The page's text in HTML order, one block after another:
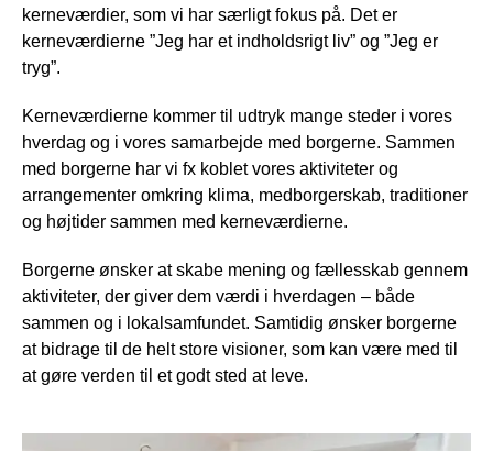
kerneværdier, som vi har særligt fokus på. Det er
kerneværdierne ”Jeg har et indholdsrigt liv” og ”Jeg er
tryg”.
Kerneværdierne kommer til udtryk mange steder i vores
hverdag og i vores samarbejde med borgerne. Sammen
med borgerne har vi fx koblet vores aktiviteter og
arrangementer omkring klima, medborgerskab, traditioner
og højtider sammen med kerneværdierne.
Borgerne ønsker at skabe mening og fællesskab gennem
aktiviteter, der giver dem værdi i hverdagen – både
sammen og i lokalsamfundet. Samtidig ønsker borgerne
at bidrage til de helt store visioner, som kan være med til
at gøre verden til et godt sted at leve.